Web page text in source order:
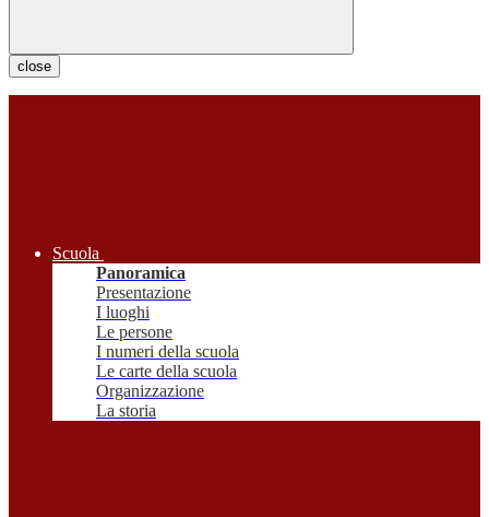
close
Scuola
Panoramica
Presentazione
I luoghi
Le persone
I numeri della scuola
Le carte della scuola
Organizzazione
La storia